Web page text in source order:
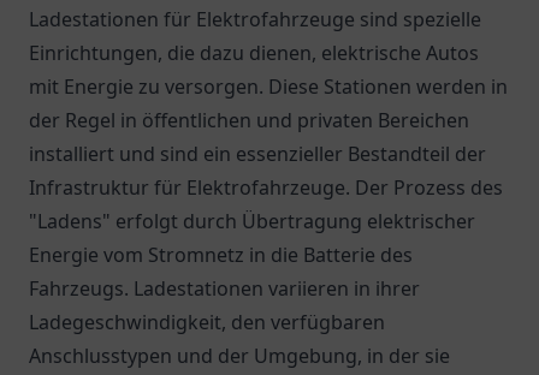
Ladestationen für Elektrofahrzeuge sind spezielle
Einrichtungen, die dazu dienen, elektrische Autos
mit Energie zu versorgen. Diese Stationen werden in
der Regel in öffentlichen und privaten Bereichen
installiert und sind ein essenzieller Bestandteil der
Infrastruktur für Elektrofahrzeuge. Der Prozess des
"Ladens" erfolgt durch Übertragung elektrischer
Energie vom Stromnetz in die Batterie des
Fahrzeugs. Ladestationen variieren in ihrer
Ladegeschwindigkeit, den verfügbaren
Anschlusstypen und der Umgebung, in der sie